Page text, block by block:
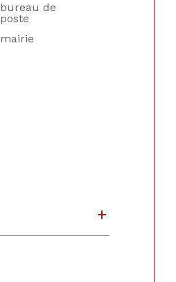
bureau de
poste
mairie